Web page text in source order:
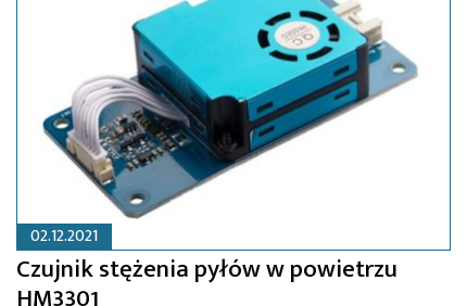
02.12.2021
Czujnik stężenia pyłów w powietrzu